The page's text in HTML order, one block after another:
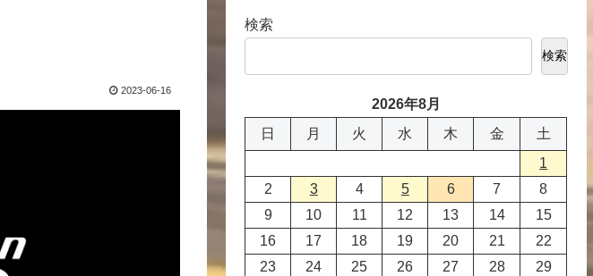
2023-06-16
検索
検索
2026年8月
日
月 火 水 木 金
土
1
2
3 4 5 6 7
8
9
10 11 12 13 14
15
16
17 18 19 20 21
22
23
24 25 26 27 28
29